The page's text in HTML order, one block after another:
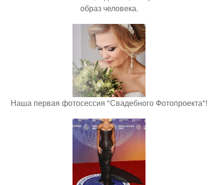
образ человека.
Наша первая фотосессия "Свадебного Фотопроекта"!